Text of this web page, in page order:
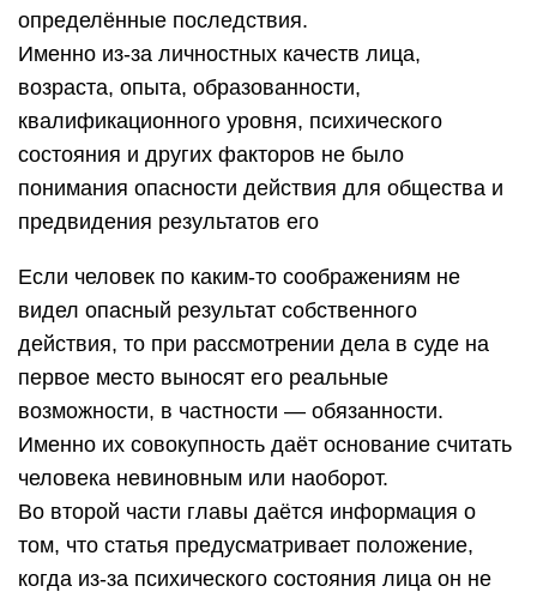
определённые последствия.
Именно из-за личностных качеств лица,
возраста, опыта, образованности,
квалификационного уровня, психического
состояния и других факторов не было
понимания опасности действия для общества и
предвидения результатов его
Если человек по каким-то соображениям не
видел опасный результат собственного
действия, то при рассмотрении дела в суде на
первое место выносят его реальные
возможности, в частности — обязанности.
Именно их совокупность даёт основание считать
человека невиновным или наоборот.
Во второй части главы даётся информация о
том, что статья предусматривает положение,
когда из-за психического состояния лица он не